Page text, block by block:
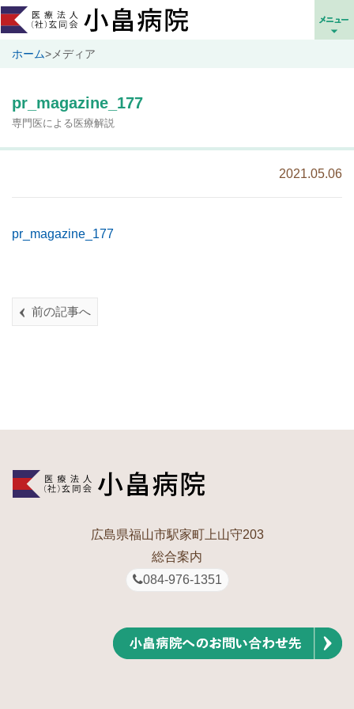
ホーム> メディア
pr_magazine_177
専門医による医療解説
2021.05.06
pr_magazine_177
前の記事へ
広島県福山市駅家町上山守203
総合案内
084-976-1351